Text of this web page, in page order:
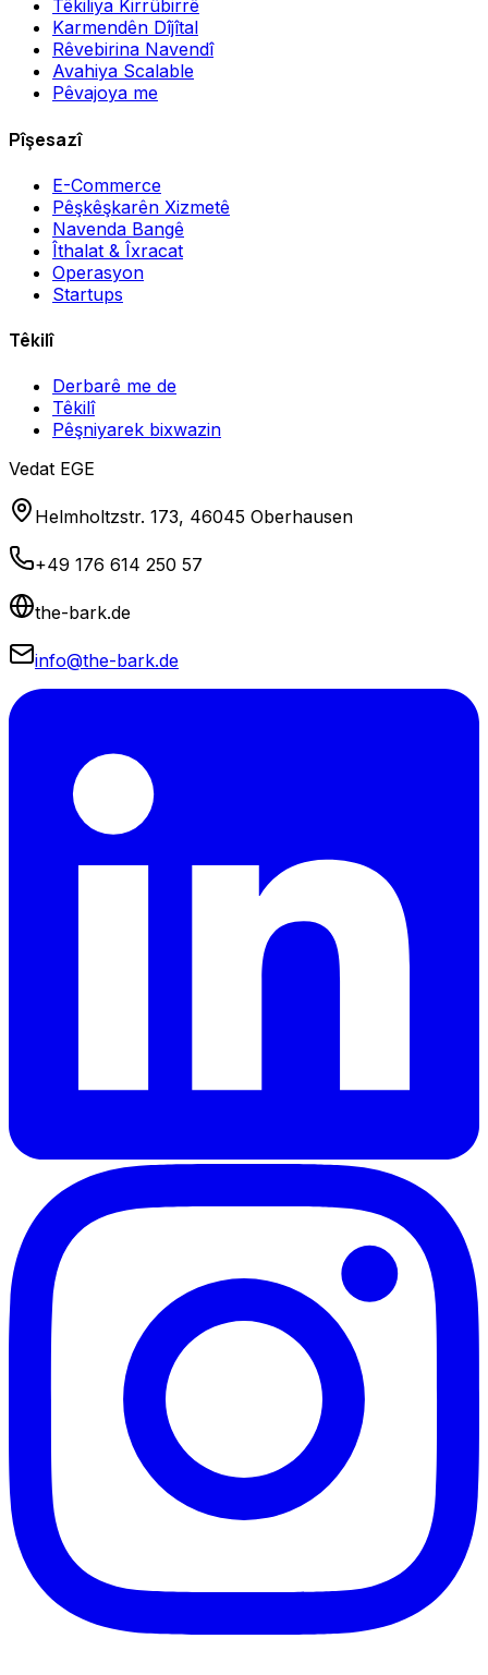
Têkiliya Kirrûbirrê
Karmendên Dîjîtal
Rêvebirina Navendî
Avahiya Scalable
Pêvajoya me
Pîşesazî
E-Commerce
Pêşkêşkarên Xizmetê
Navenda Bangê
Îthalat & Îxracat
Operasyon
Startups
Têkilî
Derbarê me de
Têkilî
Pêşniyarek bixwazin
Vedat EGE
Helmholtzstr. 173, 46045 Oberhausen
+49 176 614 250 57
the-bark.de
info@the-bark.de